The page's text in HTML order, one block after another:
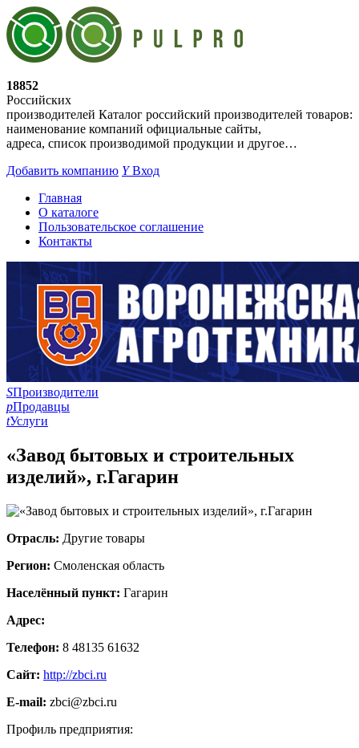
18852
Российских
производителей Каталог российский производителей товаров:
наименование компаний официальные сайты,
адреса, список производимой продукции и другое…
Добавить компанию YВход
Главная
О каталоге
Пользовательское соглашение
Контакты
SПроизводители
pПродавцы
tУслуги
«Завод бытовых и строительных
изделий», г.Гагарин
Отрасль: Другие товары
Регион: Смоленская область
Населённый пункт: Гагарин
Адрес:
Телефон: 8 48135 61632
Сайт: http://zbci.ru
E-mail: zbci@zbci.ru
Профиль предприятия: